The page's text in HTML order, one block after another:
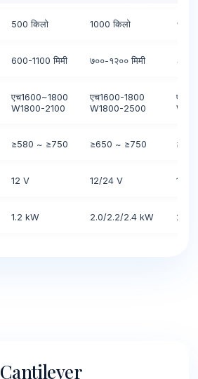
500 किलो 1000 किलो १५००
600-1100 मिमी ७००-१२०० मिमी ८५०-
एच1600~1800
W1800-2100
एच1600-1800
W1800-2500
≥580 ~ ≥750 ≥650 ~ ≥750
12 V 12/24 V 12/
1.2 kW 2.0/2.2/2.4 kW 2.2/
Cantilever